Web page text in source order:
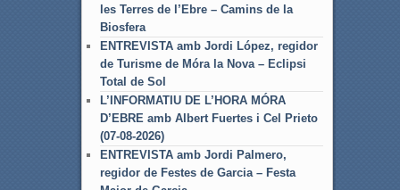
les Terres de l’Ebre – Camins de la
Biosfera
ENTREVISTA amb Jordi López, regidor
de Turisme de Móra la Nova – Eclipsi
Total de Sol
L’INFORMATIU DE L’HORA MÓRA
D’EBRE amb Albert Fuertes i Cel Prieto
(07-08-2026)
ENTREVISTA amb Jordi Palmero,
regidor de Festes de Garcia – Festa